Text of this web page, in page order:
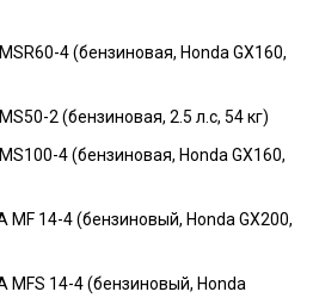
4 (бензиновая, Honda GX160,
2 (бензиновая, 2.5 л.с, 54 кг)
4 (бензиновая, Honda GX160,
MF 14-4 (бензиновый, Honda GX200,
MFS 14-4 (бензиновый, Honda